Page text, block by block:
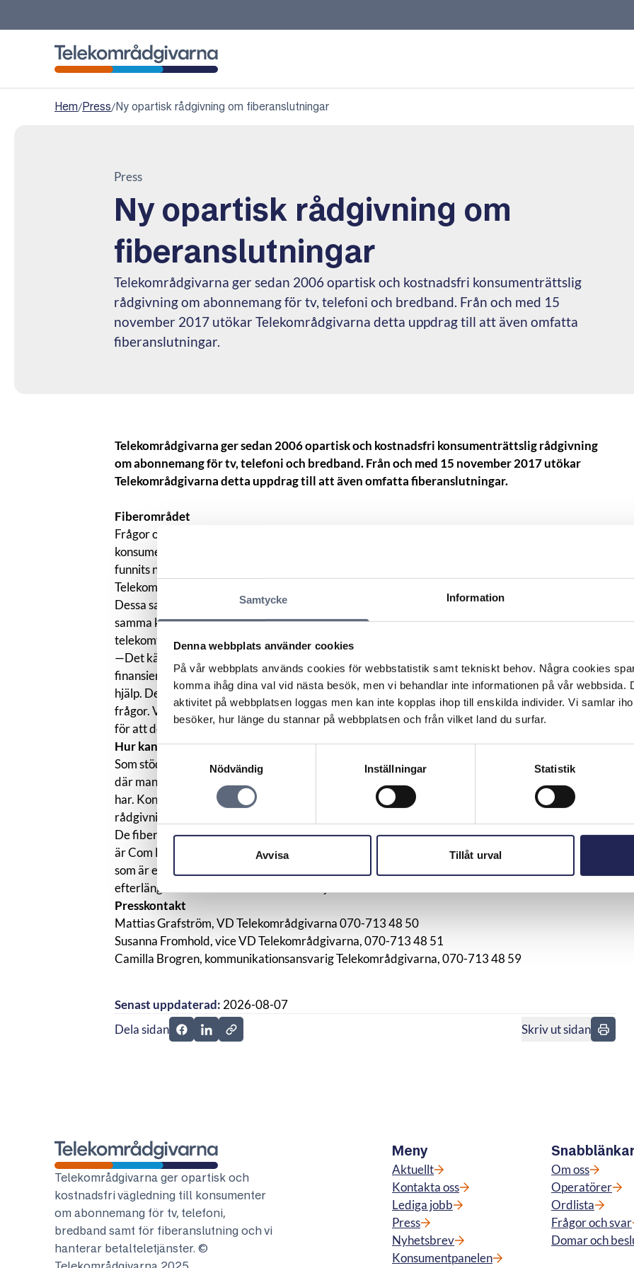
Samtycke Information
Denna webbplats använder cookies
På vår webbplats används cookies för webbstatistik samt tekniskt behov. Några cookies
komma ihåg dina val vid nästa besök, men vi behandlar inte informationen på vår webbsida.
aktivitet på webbplatsen loggas men kan inte kopplas ihop till enskilda individer. Vi samlar
besöker, hur länge du stannar på webbplatsen och från vilket land du surfar.
Samtyckesval
Nödvändig
Inställningar Statistik
Avvisa Tillåt urval
Hem/Press/​Ny opartisk rådgivning om fiberanslutningar
Press
​Ny opartisk rådgivning om
fiberanslutningar
Telekområdgivarna ger sedan 2006 opartisk och kostnadsfri konsumenträttslig
rådgivning om abonnemang för tv, telefoni och bredband. Från och med 15
november 2017 utökar Telekområdgivarna detta uppdrag till att även omfatta
fiberanslutningar.
Telekområdgivarna ger sedan 2006 opartisk och kostnadsfri konsumenträttslig rådgivning
om abonnemang för tv, telefoni och bredband. Från och med 15 november 2017 utökar
Telekområdgivarna detta uppdrag till att även omfatta fiberanslutningar.
Fiberområdet
Frågor om fiberanslutningar ökar i takt med utbyggnaden. Telekområdgivarna,
konsumentvägledare och andra organisationer har fått frågor, men det har fram tills nu inte
funnits någon självklar instans dit konsumenter kunnat vända sig.
Telekområdgivarna har uppfattat detta som problematiskt och fört diskussioner med branschen.
Dessa samtal har nu resulterat i en överenskommelse som gör det möjligt för konsumenter att få
samma kostnadsfria och opartiska rådgivning om fiberanslutningar som för frågor om
telekomtjänster.
—Det känns väldigt bra att flera av de leverantörer som drar fiberanslutningar har ingått
finansieringsavtal med Telekområdgivarna. På så sätt ger de sina kunder möjlighet till opartisk
hjälp. Det signalerar ansvarstagande och skapar förutsättningar för en bra hantering av dessa
frågor. Vi är också väldigt tacksamma över IT&Telekomföretagens arbete som varit avgörande
för att detta blivit av, säger Mattias Grafström, VD på Telekområdgivarna.
Hur kan du som konsument få hjälp?
Som stöd har Telekområdgivarna skapat en helt ny webbplats;
www.telekomradgivarna.se/fiber
där man kan läsa mer om vilka rättigheter och skyldigheter såväl konsumenten som leverantören
har. Konsumenter kan nu alltså kontakta Telekområdgivarna även för konsumenträttslig
rådgivning om fiberanslutning via webbformulär eller på telefon.
De fiberleverantörer som tecknat avtal med Telekområdgivarna gällande fiberanslutningsfrågor
är Com Hem, IP-Only, Svensk Infrastruktur, Telenor, Telia, och även Svenska Stadsnätsföreningen
som är en paraplyorganisation för Sveriges stadsnät. Alla dessa tar i och med detta ett stort och
efterlängtat ansvar för en bättre kundnöjdhet inom branschen.
Presskontakt
Mattias Grafström, VD Telekområdgivarna 070-713 48 50
Susanna Fromhold, vice VD Telekområdgivarna, 070-713 48 51
Camilla Brogren, kommunikationsansvarig Telekområdgivarna, 070-713 48 59
Senast uppdaterad: 2026-08-07
Dela sidan
Dela sidan på Facebook
Dela sidan på Linkedin
Skriv ut sidan
Telekområdgivarna
Telekområdgivarna ger opartisk och
kostnadsfri vägledning till konsumenter
om abonnemang för tv, telefoni,
bredband samt för fiberanslutning och vi
hanterar betalteletjänster. ©
Meny
Aktuellt
Kontakta oss
Lediga jobb
Press
Nyhetsbrev
Konsumentpanelen
Om oss
Operatörer
Ordlista
Frågor och svar
Domar och